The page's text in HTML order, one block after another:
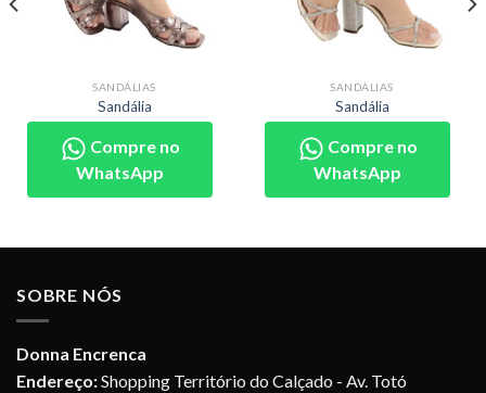
SANDÁLIAS
Sandália
Compre no
WhatsApp
SANDÁLIAS
Sandália
Compre no
WhatsApp
SOBRE NÓS
Donna Encrenca
Endereço:Shopping Território do Calçado - Av. Totó